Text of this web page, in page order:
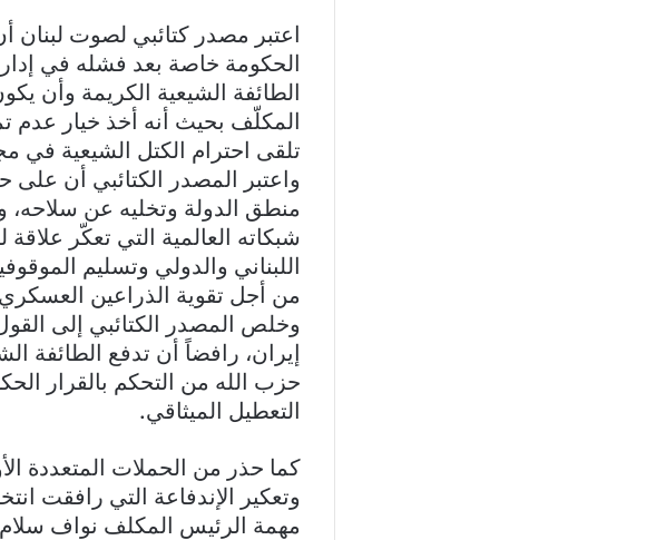
اعتبر مصدر كتائبي لصوت
الحكومة خاصة بعد فشله في
الطائفة الشيعية الكريمة وأن
المكلّف بحيث أنه أخذ خيار
تلقى احترام الكتل الشيعية في
واعتبر المصدر الكتائبي أن
منطق الدولة وتخليه عن سلاحه،
شبكاته العالمية التي تعكّر
اللبناني والدولي وتسليم
من أجل تقوية الذراعين
وخلص المصدر الكتائبي إلى
إيران، رافضاً أن تدفع الطائفة
حزب الله من التحكم بالقرار
التعطيل الميثاقي.
كما حذر من الحملات المتعددة
وتعكير الإندفاعة التي رافقت
مهمة الرئيس المكلف نواف سلام